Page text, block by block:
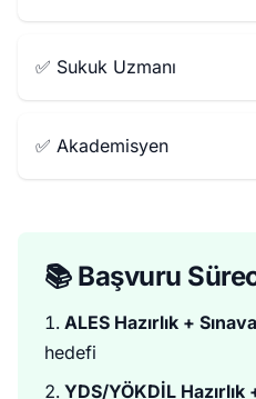
✅ Sukuk Uzmanı
✅ Akademisyen
📚 Başvuru
ALES Hazırlık +
hedefi
YDS/YÖKDİL Hazırlık